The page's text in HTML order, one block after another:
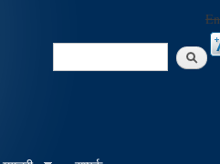
Search